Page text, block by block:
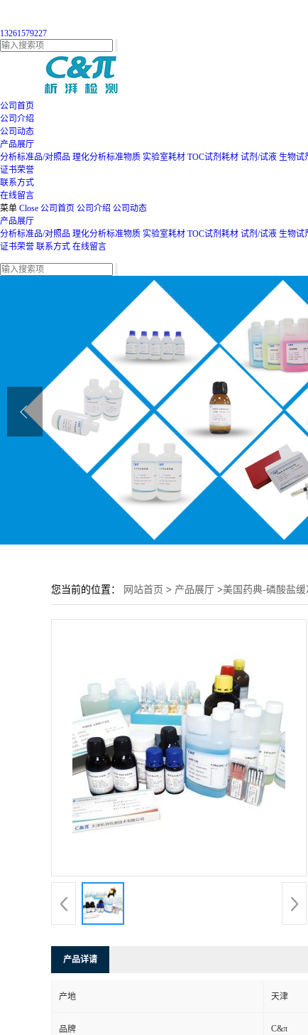
13261579227
公司首页
公司介绍
公司动态
产品展厅
分析标准品/对照品 理化分析标准物质 实验室耗材 TOC试剂耗材 试剂/试液 生物试
证书荣誉
联系方式
在线留言
菜单 Close 公司首页 公司介绍 公司动态
产品展厅
分析标准品/对照品 理化分析标准物质 实验室耗材 TOC试剂耗材 试剂/试液 生物试
证书荣誉 联系方式 在线留言
您当前的位置： 网站首页 > 产品展厅 >美国药典-磷酸盐缓
产品详请
产地 天津
品牌 C&π